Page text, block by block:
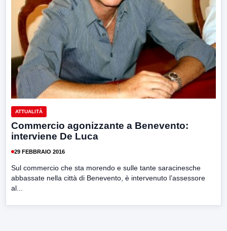
ATTUALITÀ
Commercio agonizzante a Benevento:
interviene De Luca
29 FEBBRAIO 2016
Sul commercio che sta morendo e sulle tante saracinesche
abbassate nella città di Benevento, è intervenuto l’assessore
al...